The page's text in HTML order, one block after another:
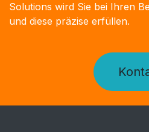
Solutions wird Sie bei Ihren
und diese präzise erfüllen.